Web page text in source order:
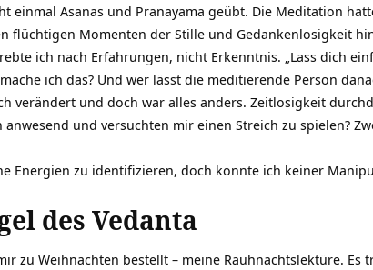
einmal Asanas und Pranayama geübt. Die Meditation
flüchtigen Momenten der Stille und Gedankenlosigkeit
ich nach Erfahrungen, nicht Erkenntnis. „Lass dich
ich das? Und wer lässt die meditierende Person
verändert und doch war alles anders. Zeitlosigkeit
anwesend und versuchten mir einen Streich zu spielen?
Energien zu identifizieren, doch konnte ich keiner
des Vedanta
zu Weihnachten bestellt – meine Rauhnachtslektüre. Es